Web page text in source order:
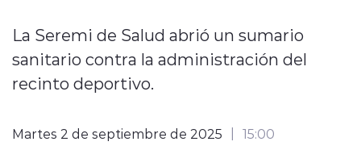
La Seremi de Salud abrió un sumario
sanitario contra la administración del
recinto deportivo.
Martes 2 de septiembre de 2025 15:00